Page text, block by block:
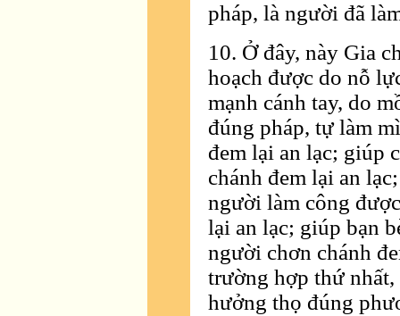
pháp, là người đã
10. Ở đây, này Gia
hoạch được do nỗ
mạnh cánh tay, do
đúng pháp, tự làm
đem lại an lạc; giúp
chánh đem lại an
người làm công
lại an lạc; giúp bạn
người chơn chánh
trường hợp thứ
hưởng thọ đúng